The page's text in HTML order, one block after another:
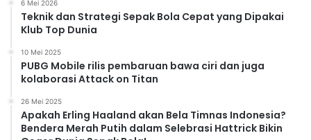
6 Mei 2026
Teknik dan Strategi Sepak Bola Cepat yang Dipakai
Klub Top Dunia
10 Mei 2025
PUBG Mobile rilis pembaruan bawa ciri dan juga
kolaborasi Attack on Titan
26 Mei 2025
Apakah Erling Haaland akan Bela Timnas Indonesia?
Bendera Merah Putih dalam Selebrasi Hattrick Bikin